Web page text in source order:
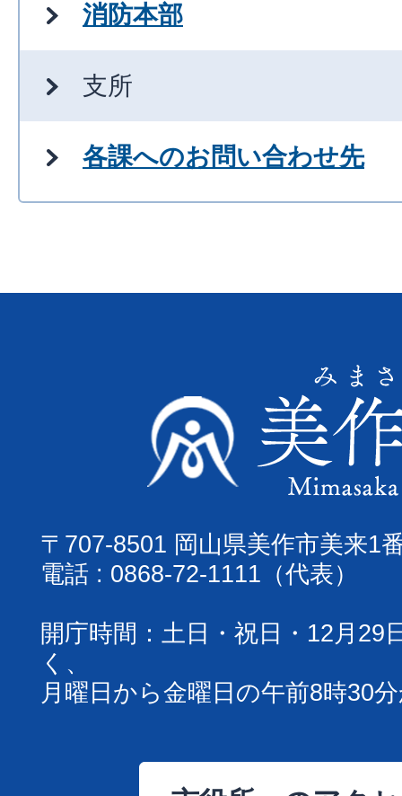
消防本部
支所
各課へのお問い合わせ先
〒707-8501 岡山県美作市美来1
電話 : 0868-72-1111（代表）
開庁時間：土日・祝日・12月29
く、
月曜日から金曜日の午前8時30